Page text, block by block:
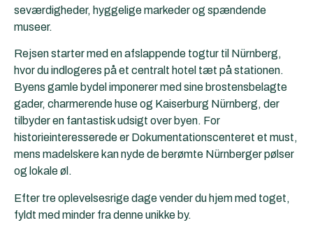
seværdigheder, hyggelige markeder og spændende
museer.
Rejsen starter med en afslappende togtur til Nürnberg,
hvor du indlogeres på et centralt hotel tæt på stationen.
Byens gamle bydel imponerer med sine brostensbelagte
gader, charmerende huse og Kaiserburg Nürnberg, der
tilbyder en fantastisk udsigt over byen. For
historieinteresserede er Dokumentationscenteret et must,
mens madelskere kan nyde de berømte Nürnberger pølser
og lokale øl.
Efter tre oplevelsesrige dage vender du hjem med toget,
fyldt med minder fra denne unikke by.